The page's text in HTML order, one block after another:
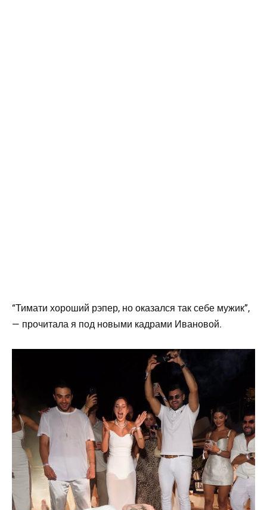
“Тимати хороший рэпер, но оказался так себе мужик”,
— прочитала я под новыми кадрами Ивановой.